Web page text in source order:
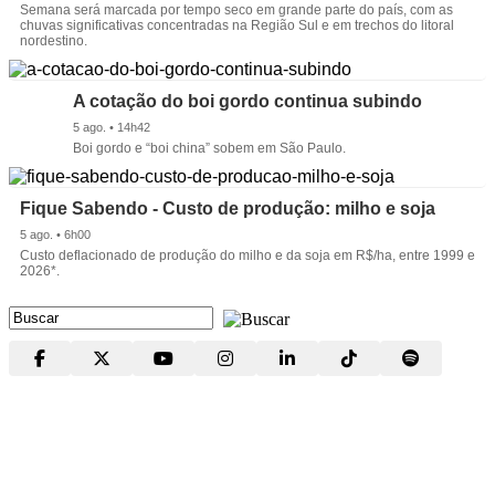
Semana será marcada por tempo seco em grande parte do país, com as
chuvas significativas concentradas na Região Sul e em trechos do litoral
nordestino.
A cotação do boi gordo continua subindo
5 ago. • 14h42
Boi gordo e “boi china” sobem em São Paulo.
Fique Sabendo - Custo de produção: milho e soja
5 ago. • 6h00
Custo deflacionado de produção do milho e da soja em R$/ha, entre 1999 e
2026*.